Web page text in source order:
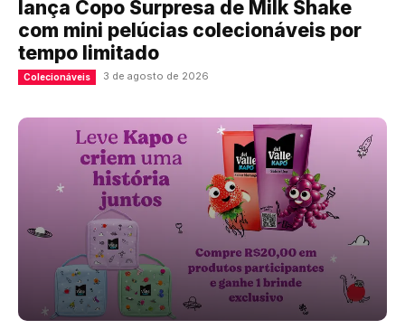
lança Copo Surpresa de Milk Shake
com mini pelúcias colecionáveis por
tempo limitado
Colecionáveis 3 de agosto de 2026